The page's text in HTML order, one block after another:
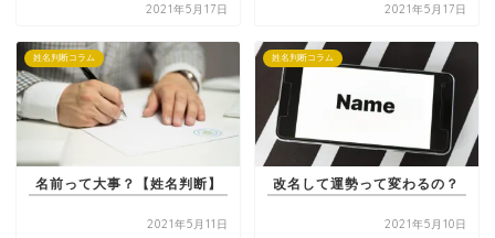
2021年5月17日 2021年5月17日
姓名判断コラム
名前って大事？【姓名判断】
2021年5月11日
姓名判断コラム
改名して運勢って変わるの？
2021年5月10日